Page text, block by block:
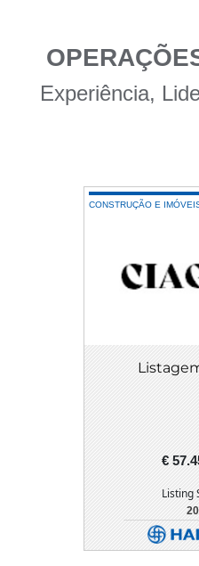
Experiência,
CONSTRUÇÃO E
€
Listing
DETALHE